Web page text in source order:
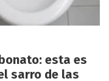
esta es
sarro de las